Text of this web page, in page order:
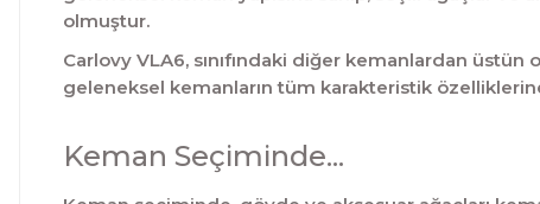
olmuştur.
Carlovy VLA6, sınıfındaki diğer kemanlardan
geleneksel kemanların tüm karakteristik
Keman Seçiminde...